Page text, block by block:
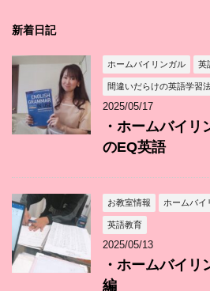
新着日記
ホームバイリンガル 英
間違いだらけの英語学習
2025/05/17
・ホームバイリ
のEQ英語
お教室情報 ホームバイ
英語教育
2025/05/13
・ホームバイ
編